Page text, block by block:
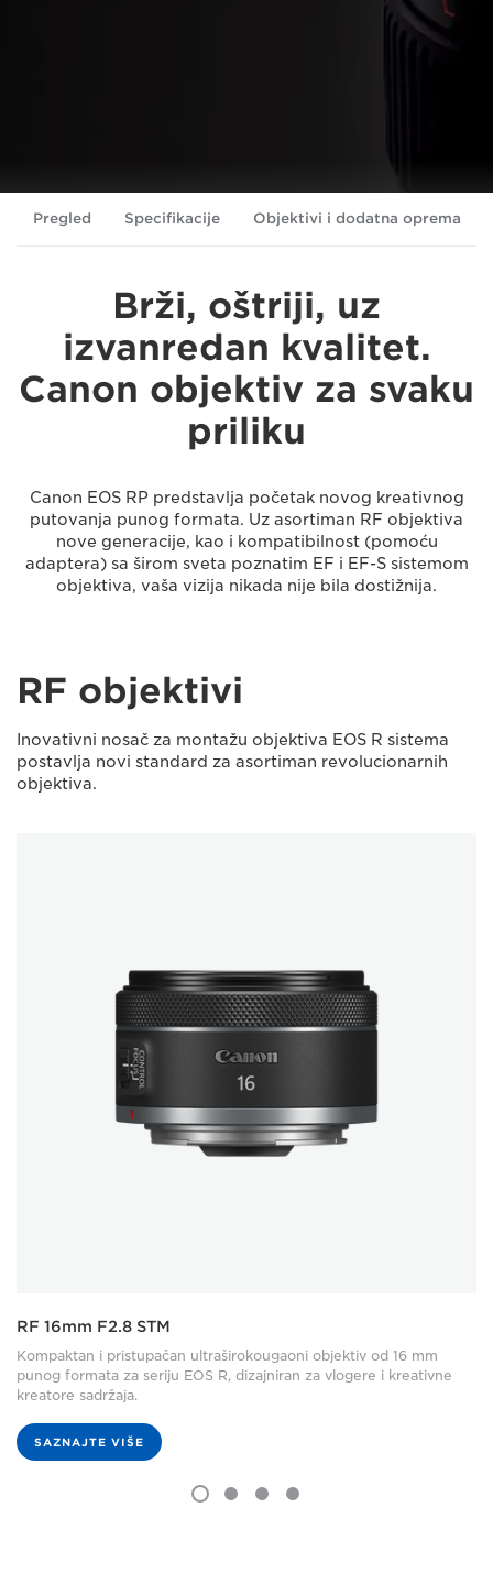
Pregled Specifikacije Objektivi i dodatna oprema
Brži, oštriji, uz
izvanredan kvalitet.
Canon objektiv za svaku
priliku
Canon EOS RP predstavlja početak novog kreativnog
putovanja punog formata. Uz asortiman RF objektiva
nove generacije, kao i kompatibilnost (pomoću
adaptera) sa širom sveta poznatim EF i EF-S sistemom
objektiva, vaša vizija nikada nije bila dostižnija.
RF objektivi
Inovativni nosač za montažu objektiva EOS R sistema
postavlja novi standard za asortiman revolucionarnih
objektiva.
RF 16mm F2.8 STM
Kompaktan i pristupačan ultraširokougaoni objektiv od 16 mm
punog formata za seriju EOS R, dizajniran za vlogere i kreativne
kreatore sadržaja.
SAZNAJTE VIŠE